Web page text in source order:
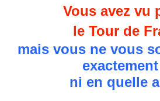
Vous avez vu
le Tour de
mais vous ne vous
ni en quelle